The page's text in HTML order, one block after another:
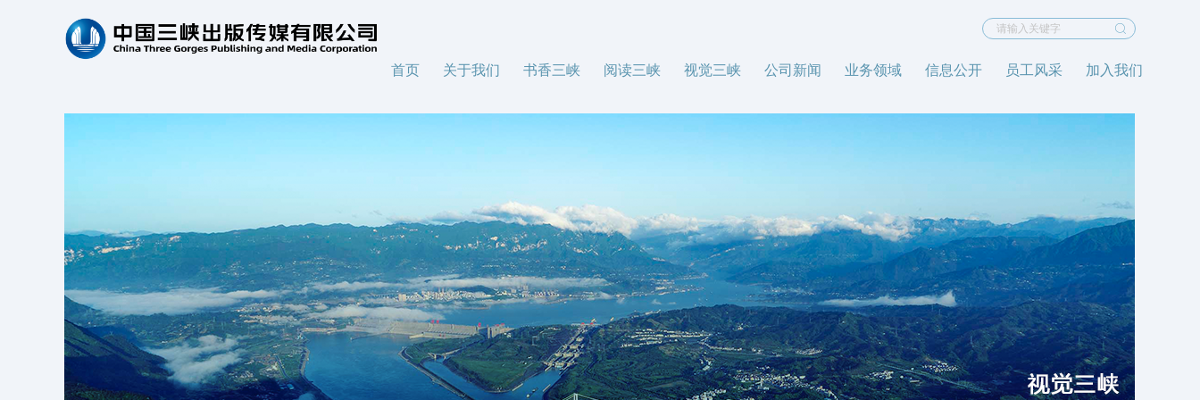
首页 关于我们 书香三峡 阅读三峡 视觉三峡 公司新闻 业务领域 信息公开 员工风采 加入我们